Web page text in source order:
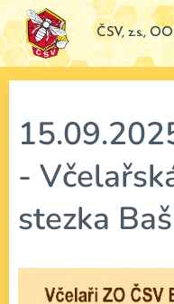
ČSV, z.s.,
-
stezka